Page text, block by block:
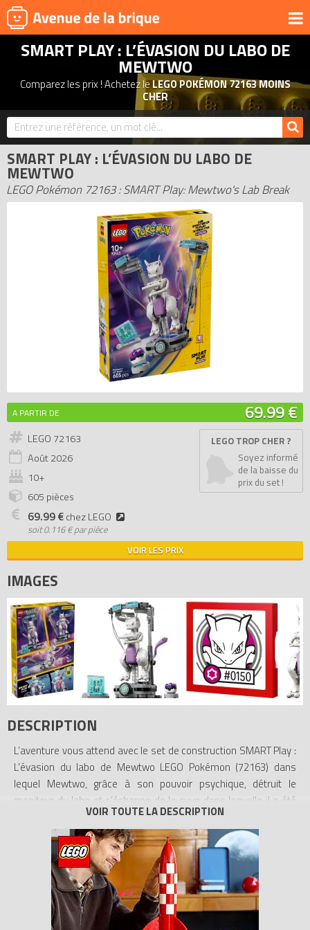
UNIVERS
PRODUITS DÉRIVÉS
NOUVEAUTÉS
LEGO 2026
BONS PLANS
ASSOCIATIONS DE FANS
EXPOSITIONS LEGO
LEGO LES PLUS CHERS
DERNIERS LEGO AJOUTÉS
SMART PLAY : L’ÉVASION DU LABO DE
MEWTWO
Comparez les prix ! Achetez leLEGO POKÉMON 72163 MOINS
CHER
SMART PLAY : L’ÉVASION DU LABO DE
MEWTWO
LEGO Pokémon 72163 : SMART Play: Mewtwo's Lab Break
A PARTIR DE 69.99 €
LEGO 72163
Août2026
10+
605 pièces
69.99 €chez LEGO
soit0.116 € par pièce
LEGO TROP CHER ?
Soyez informé
de la baisse du
prix du set !
VOIR LES PRIX
IMAGES
DESCRIPTION
L’aventure vous attend avec le set de construction SMART Play :
L’évasion du labo de Mewtwo LEGO Pokémon (72163) dans
lequel Mewtwo, grâce à son pouvoir psychique, détruit le
moniteur du labo et s’échappe de la cuve dans laquelle il a été
créé.Actionnez la molette de ce set pour ouvrir la cuve et libérer
la figurine de Mewtwo dotée de pattes, mains, tête et queue
articulées. La Master Ball permet au Dresseur d’attraper
n'importe quel Pokémon. Le jouet de construction Mewtwo
intègre un SMART Tag. Les SMART Briques incluses dans les
sets Tout-en-un (vendus séparément) donnent vie aux
aventures des Dresseurs Pokémon avec des possibilités de jeu